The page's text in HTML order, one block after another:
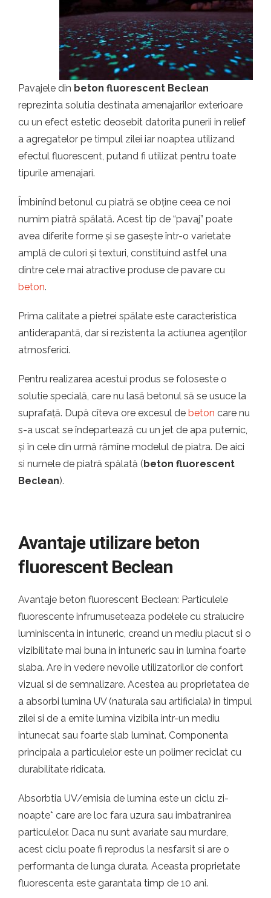
Pavajele din beton fluorescent Beclean
reprezinta solutia destinata amenajarilor exterioare
cu un efect estetic deosebit datorita punerii in relief
a agregatelor pe timpul zilei iar noaptea utilizand
efectul fluorescent, putand fi utilizat pentru toate
tipurile amenajari.
Îmbinînd betonul cu piatră se obține ceea ce noi
numim piatră spălată. Acest tip de “pavaj” poate
avea diferite forme și se gasește într-o varietate
amplă de culori și texturi, constituind astfel una
dintre cele mai atractive produse de pavare cu
beton.
Prima calitate a pietrei spălate este caracteristica
antiderapantă, dar si rezistenta la actiunea agenților
atmosferici.
Pentru realizarea acestui produs se foloseste o
solutie specială, care nu lasă betonul să se usuce la
suprafață. După cîteva ore excesul de beton care nu
s-a uscat se îndepartează cu un jet de apa puternic,
și în cele din urmă rămîne modelul de piatra. De aici
si numele de piatră spălată (beton fluorescent
Beclean).
Avantaje utilizare beton
fluorescent Beclean
Avantaje beton fluorescent Beclean: Particulele
fluorescente infrumuseteaza podelele cu stralucire
luminiscenta in intuneric, creand un mediu placut si o
vizibilitate mai buna in intuneric sau in lumina foarte
slaba. Are in vedere nevoile utilizatorilor de confort
vizual si de semnalizare. Acestea au proprietatea de
a absorbi lumina UV (naturala sau artificiala) in timpul
zilei si de a emite lumina vizibila intr-un mediu
intunecat sau foarte slab luminat. Componenta
principala a particulelor este un polimer reciclat cu
durabilitate ridicata.
Absorbtia UV/emisia de lumina este un ciclu zi-
noapte* care are loc fara uzura sau imbatranirea
particulelor. Daca nu sunt avariate sau murdare,
acest ciclu poate fi reprodus la nesfarsit si are o
performanta de lunga durata. Aceasta proprietate
fluorescenta este garantata timp de 10 ani.